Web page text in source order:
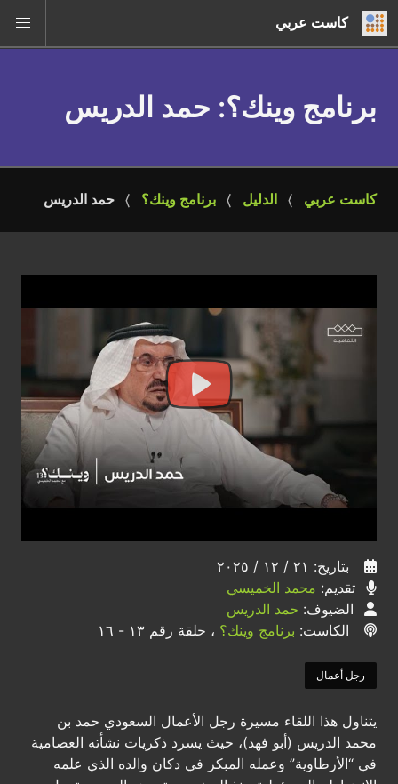
كاست عربي
برنامج وينك؟: حمد الدريس
كاست عربي الدليل برنامج وينك؟ حمد الدريس
بتاريخ: ٢١ / ١٢ / ٢٠٢٥
تقديم: محمد الخميسي
الضيوف: حمد الدريس
الكاست: برنامج وينك؟ ، حلقة رقم ١٣ - ١٦
رجل أعمال
يتناول هذا اللقاء مسيرة رجل الأعمال السعودي حمد بن
محمد الدريس (أبو فهد)، حيث يسرد ذكريات نشأته العصامية
في “الأرطاوية” وعمله المبكر في دكان والده الذي علمه